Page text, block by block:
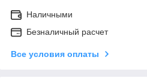
Наличными
Безналичный расчет
Все условия оплаты